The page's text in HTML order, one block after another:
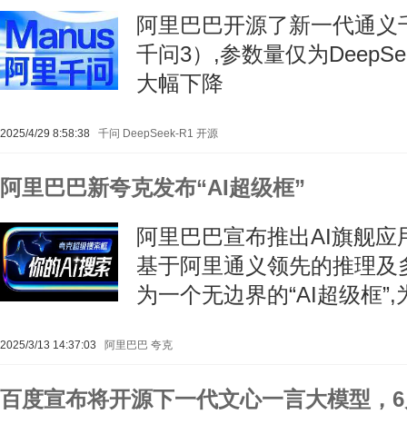
阿里巴巴开源了新一代通
千问3）,参数量仅为
大幅下降
2025/4/29 8:58:38 千问 DeepSeek-R1 开源
阿里巴巴新夸克发布“AI超级框”
阿里巴巴宣布推出AI旗舰
基于阿里通义领先的推理
为一个无边界的“AI超级框
2025/3/13 14:37:03 阿里巴巴 夸克
百度宣布将开源下一代文心一言大模型，